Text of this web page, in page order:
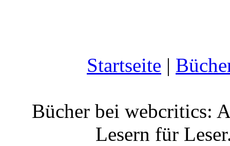
Startseite |
Bücher bei webcritics:
Lesern für